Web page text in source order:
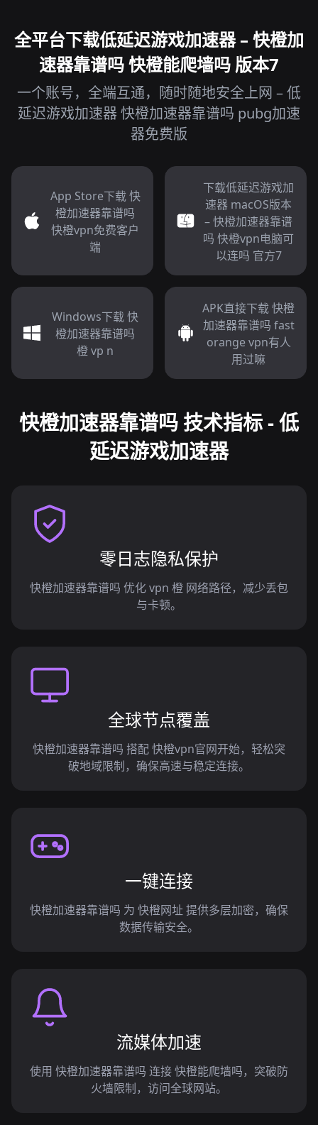
全平台下载低延迟游戏加速器 – 快橙加
速器靠谱吗 快橙能爬墙吗 版本7
一个账号，全端互通，随时随地安全上网 – 低
延迟游戏加速器 快橙加速器靠谱吗 pubg加速
器免费版
App Store下载 快
橙加速器靠谱吗
快橙vpn免费客户
端
下载低延迟游戏加
速器 macOS版本
– 快橙加速器靠谱
吗 快橙vpn电脑可
以连吗 官方7
Windows下载 快
橙加速器靠谱吗
橙 vp n
APK直接下载 快橙
加速器靠谱吗 fast
orange vpn有人
用过嘛
快橙加速器靠谱吗 技术指标 - 低
延迟游戏加速器
零日志隐私保护
快橙加速器靠谱吗 优化 vpn 橙 网络路径，减少丢包
与卡顿。
全球节点覆盖
快橙加速器靠谱吗 搭配 快橙vpn官网开始，轻松突
破地域限制，确保高速与稳定连接。
一键连接
快橙加速器靠谱吗 为 快橙网址 提供多层加密，确保
数据传输安全。
流媒体加速
使用 快橙加速器靠谱吗 连接 快橙能爬墙吗，突破防
火墙限制，访问全球网站。